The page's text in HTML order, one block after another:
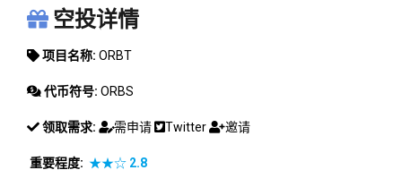
空投详情
项目名称: ORBT
代币符号: ORBS
领取需求: 需申请 Twitter 邀请
重要程度: ★★☆ 2.8